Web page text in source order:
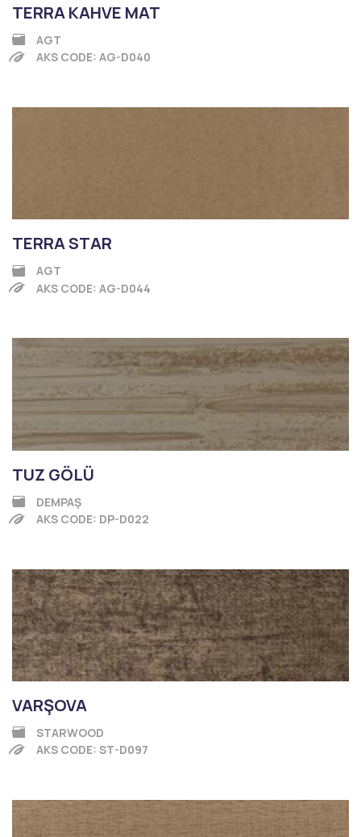
TERRA KAHVE MAT
AGT
AKS CODE: AG-D040
TERRA STAR
AGT
AKS CODE: AG-D044
TUZ GÖLÜ
DEMPAŞ
AKS CODE: DP-D022
VARŞOVA
STARWOOD
AKS CODE: ST-D097